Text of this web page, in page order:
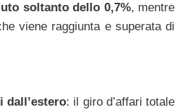
soltanto dello 0,7%, mentre
viene raggiunta e superata di
: il giro d’affari totale